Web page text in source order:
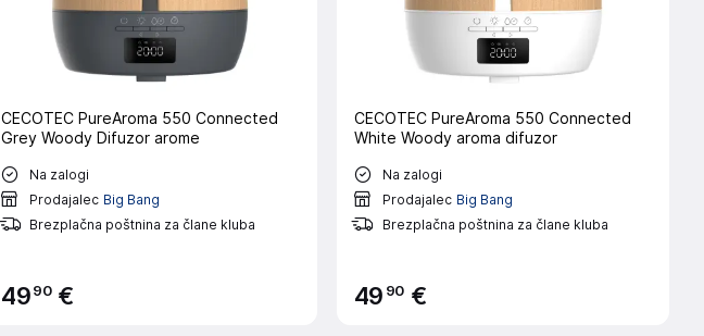
CECOTEC PureAroma 550 Connected
Grey Woody Difuzor arome
Na zalogi
Prodajalec Big Bang
Brezplačna poštnina za člane kluba
4990 €
CECOTEC PureAroma 550 Connected
White Woody aroma difuzor
Na zalogi
Prodajalec Big Bang
Brezplačna poštnina za člane kluba
49 90 €